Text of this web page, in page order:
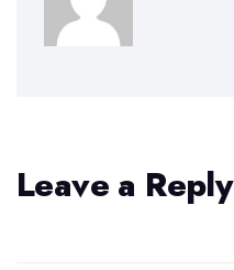
Leave a Reply